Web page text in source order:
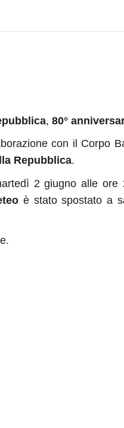
, 80°
con il Corpo
Repubblica.
2 giugno alle ore
è stato spostato a